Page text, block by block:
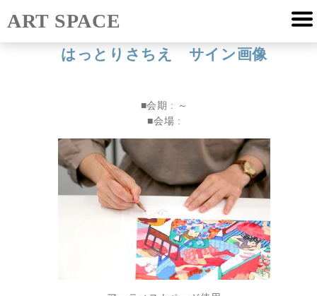
ART SPACE
はっとりさちえ サイン画像
■会期 :
～
■会場 :